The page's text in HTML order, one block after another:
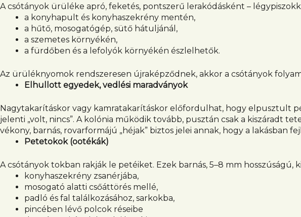
A csótányok ürüléke apró, feketés, pontszerű lerakódásként –
a konyhapult és konyhaszekrény mentén,
a hűtő, mosogatógép, sütő hátuljánál,
a szemetes környékén,
a fürdőben és a lefolyók környékén észlelhetők.
Az ürüléknyomok rendszeresen újraképződnek, akkor a csótányok
Elhullott egyedek, vedlési maradványok
Nagytakarításkor vagy kamratakarításkor előfordulhat, hogy elpusztult
jelenti „volt, nincs”. A kolónia működik tovább, pusztán csak a kiszáradt
vékony, barnás, rovarformájú „héjak” biztos jelei annak, hogy a lakásban
Petetokok (ootékák)
A csótányok tokban rakják le petéiket. Ezek barnás, 5–8 mm
konyhaszekrény zsanérjába,
mosogató alatti csőáttörés mellé,
padló és fal találkozásához, sarkokba,
pincében lévő polcok réseibe